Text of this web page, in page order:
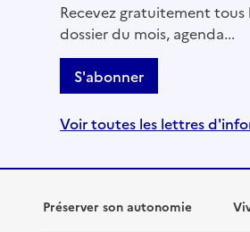
Recevez gratuitement
dossier du mois, agenda...
S'abonner
Voir toutes les lettres
Préserver son autonomie